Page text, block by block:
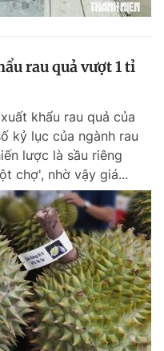
cần biết
hệ quảng cáo
hệ quảng cáo
780 404
rau quả vượt 1 tỉ
khẩu rau quả của
kỷ lục của ngành rau
lược là sầu riêng
chợ', nhờ vậy giá...